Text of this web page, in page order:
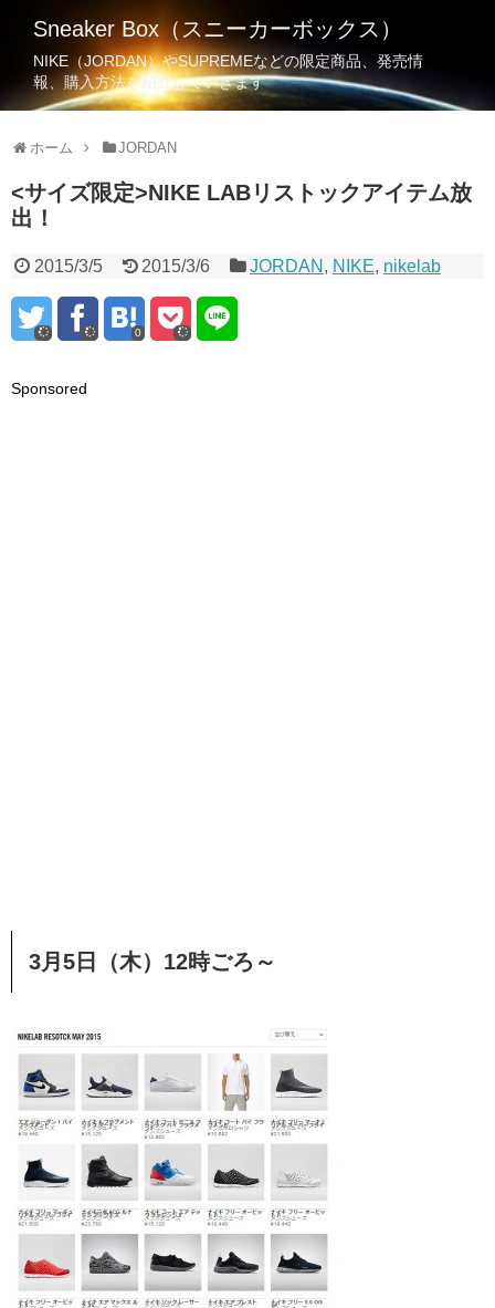
Sneaker Box（スニーカーボックス）
NIKE（JORDAN）やSUPREMEなどの限定商品、発売情
報、購入方法を紹介していきます
ホーム JORDAN
<サイズ限定>NIKE LABリストックアイテム放
出！
2015/3/5 2015/3/6 JORDAN , NIKE, nikelab
0
Sponsored
3月5日（木）12時ごろ～